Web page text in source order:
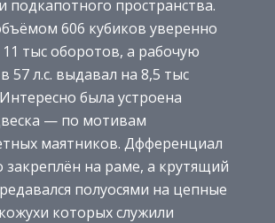
подкапотного пространства.
606 кубиков уверенно
11 тыс оборотов, а рабочую
57 л.с. выдавал на 8,5 тыс
была устроена
— по мотивам
маятников. Дфференциал
закреплён на раме, а крутящий
полуосями на цепные
которых служили